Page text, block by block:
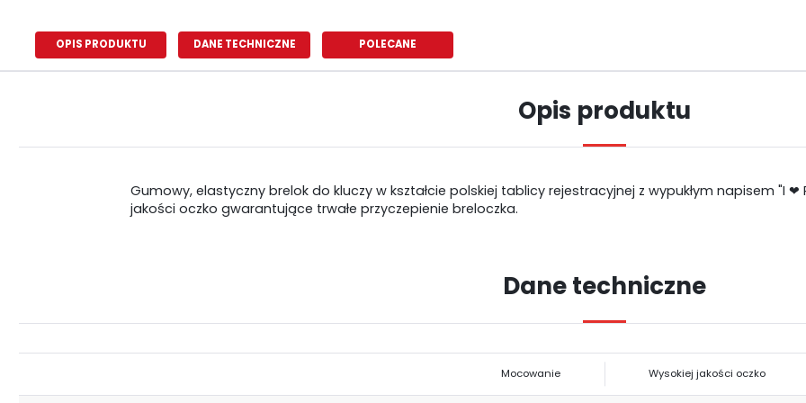
OPIS PRODUKTU DANE TECHNICZNE POLECANE
Opis produktu
Gumowy, elastyczny brelok do kluczy w kształcie polskiej tablicy rejestracyjnej z wypukłym napisem "I
jakości oczko gwarantujące trwałe przyczepienie breloczka.
Dane techniczne
Mocowanie Wysokiej jakości oczko
USTAWIENIA
Lokalizacja